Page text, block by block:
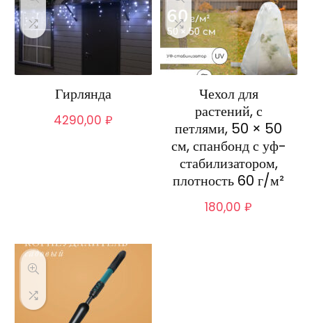
Гирлянда
4290,00 ₽
Чехол для
растений, с
петлями, 50 × 50
см, спанбонд с уф-
стабилизатором,
плотность 60 г/м²
180,00₽